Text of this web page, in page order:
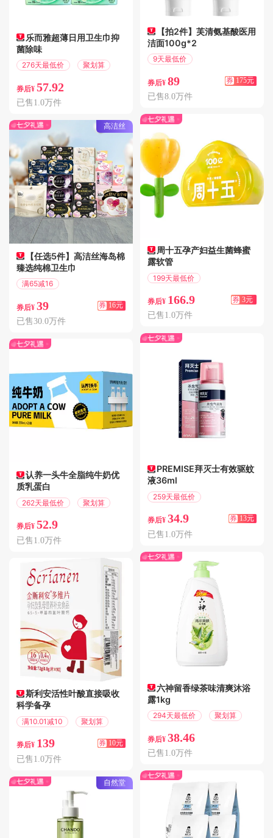
乐而雅超薄日用卫生巾抑
菌除味
276天最低价 聚划算
券后¥ 57.92
已售1.0万件
高洁丝
【任选5件】高洁丝海岛棉
臻选纯棉卫生巾
满65减16
券后¥ 39 券 16元
已售30.0万件
认养一头牛全脂纯牛奶优
质乳蛋白
262天最低价 聚划算
券后¥ 52.9
已售1.0万件
斯利安活性叶酸直接吸收
科学备孕
满10.01减10 聚划算
券后¥ 139 券 10元
已售1.0万件
自然堂
【拍2件】芙清氨基酸医用
洁面100g*2
9天最低价
券后¥ 89 券 175元
已售8.0万件
周十五孕产妇益生菌蜂蜜
露软管
199天最低价
券后¥ 166.9 券 3元
已售1.0万件
PREMISE拜灭士有效驱蚊
液36ml
259天最低价
券后¥ 34.9 券 13元
已售1.0万件
六神留香绿茶味清爽沐浴
露1kg
294天最低价 聚划算
券后¥ 38.46
已售1.0万件